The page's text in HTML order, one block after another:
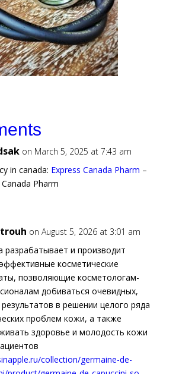
on March 5, 2025 at 7:43 am
in canada: Express Canada Pharm –
Canada Pharm
on August 5, 2026 at 3:01 am
разрабатывает и производит
косметические
позволяющие косметологам-
добиваться очевидных,
в решении целого ряда
проблем кожи, а также
здоровье и молодость кожи
collection/germaine-de-